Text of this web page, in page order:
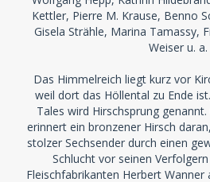
Kettler, Pierre M. Krause, Benno
Gisela Strähle, Marina Tamassy,
Weiser u. a.
Das Himmelreich liegt kurz vor
weil dort das Höllental zu Ende
Tales wird Hirschsprung
erinnert ein bronzener Hirsch
stolzer Sechsender durch einen
Schlucht vor seinen
Fleischfabrikanten Herbert